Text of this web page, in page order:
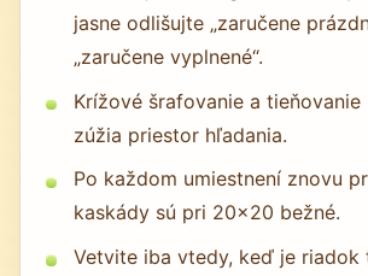
jasne odlišujte „zaručene
„zaručene vyplnené“.
Krížové šrafovanie a tieňovanie
zúžia priestor hľadania.
Po každom umiestnení znovu
kaskády sú pri 20×20 bežné.
Vetvite iba vtedy, keď je riadok